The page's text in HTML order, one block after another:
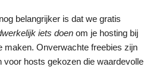
belangrijker is dat we gratis
iets doen om je hosting bij
maken. Onverwachte freebies zijn
voor hosts gekozen die waardevolle